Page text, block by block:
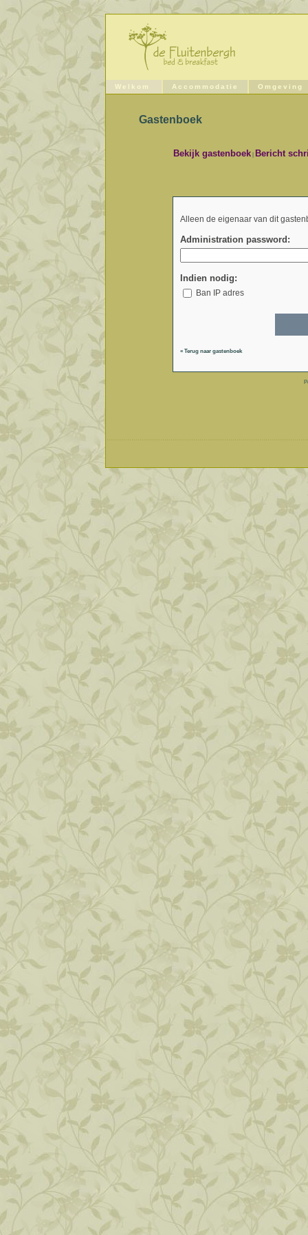
Welkom Accommodatie Omgeving
Gastenboek
Bekijk gastenboek| Bericht
Alleen de eigenaar van dit
Administration password:
Indien nodig:
Ban IP adres
« Terug naar gastenboek